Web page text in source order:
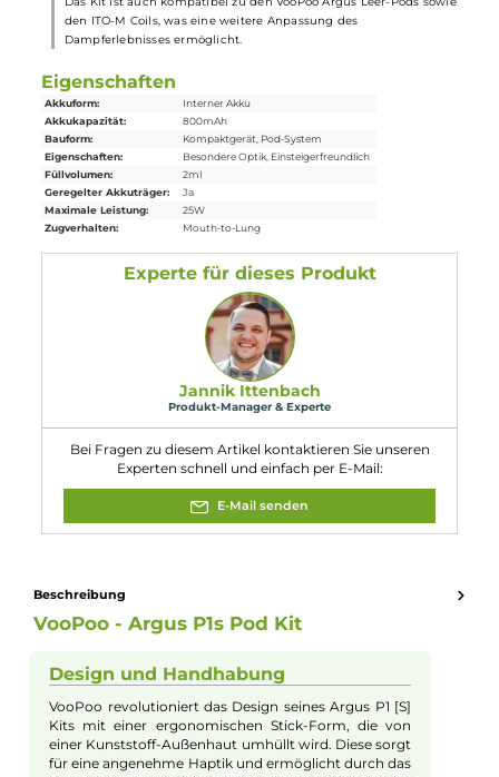
RGB-Lichteffekte des Kits?
Akkustand und bietet zusätzlich attraktive RGB-Lichteffekte, die
dem Kit einen stylischen Look verleihen.
8. Welchen Inhalt hat der Lieferumfang des Argus P1s
Der Lieferumfang des Argus P1s Kits beinhaltet das Pod Kit, zwei
Argus Pods, ein Lanyard, ein USB Typ-C Kabel und eine
Bedienungsanleitung.
9. Welche Abmessungen und Gewicht hat das Argus P1s
Tiefe von 13.5 mm und ein Gewicht von 43.0 g.
10. Welche Erweiterungsmöglichkeiten bietet das Argus
den ITO-M Coils, was eine weitere Anpassung des
Dampferlebnisses ermöglicht.
Eigenschaften
Akkukapazität:
800mAh
Bauform:
Kompaktgerät, Pod-System
Eigenschaften:
Besondere Optik , Einsteigerfreundlich
Füllvolumen:
2ml